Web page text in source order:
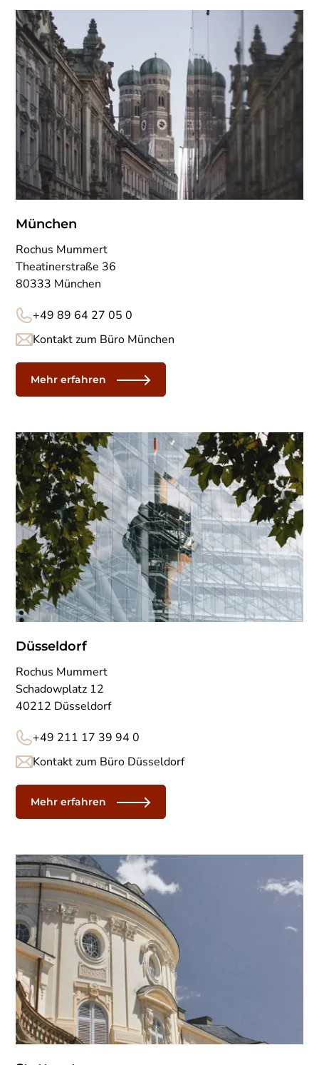
München
Rochus Mummert
Theatinerstraße 36
80333 München
+49 89 64 27 05 0
Kontakt zum Büro München
Mehr erfahren
Düsseldorf
Rochus Mummert
Schadowplatz 12
40212 Düsseldorf
+49 211 17 39 94 0
Kontakt zum Büro Düsseldorf
Mehr erfahren